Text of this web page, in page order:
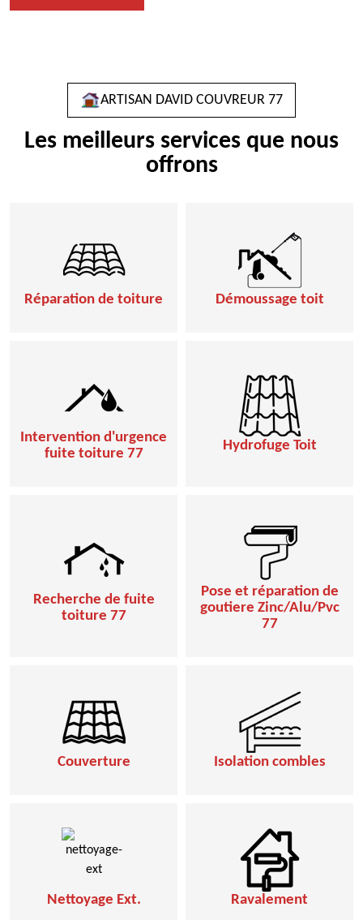
ARTISAN DAVID COUVREUR 77
Les meilleurs services que nous
offrons
Réparation de toiture Démoussage toit
Intervention d'urgence
fuite toiture 77
Hydrofuge Toit
Recherche de fuite
toiture 77
Pose et réparation de
goutiere Zinc/Alu/Pvc
77
Couverture Isolation combles
Nettoyage Ext. Ravalement